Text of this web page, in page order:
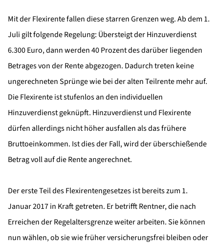
Mit der Flexirente fallen diese starren Grenzen weg. Ab dem 1.
Juli gilt folgende Regelung: Übersteigt der Hinzuverdienst
6.300 Euro, dann werden 40 Prozent des darüber liegenden
Betrages von der Rente abgezogen. Dadurch treten keine
ungerechneten Sprünge wie bei der alten Teilrente mehr auf.
Die Flexirente ist stufenlos an den individuellen
Hinzuverdienst geknüpft. Hinzuverdienst und Flexirente
dürfen allerdings nicht höher ausfallen als das frühere
Bruttoeinkommen. Ist dies der Fall, wird der überschießende
Betrag voll auf die Rente angerechnet.
Der erste Teil des Flexirentengesetzes ist bereits zum 1.
Januar 2017 in Kraft getreten. Er betrifft Rentner, die nach
Erreichen der Regelaltersgrenze weiter arbeiten. Sie können
nun wählen, ob sie wie früher versicherungsfrei bleiben oder